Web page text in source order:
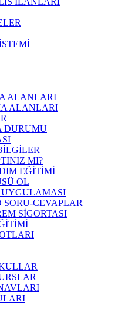
ALANLARI
ALANLARI
DURUMU
MI?
EĞİTİMİ
OL
SORU-CEVAPLAR
SİGORTASI